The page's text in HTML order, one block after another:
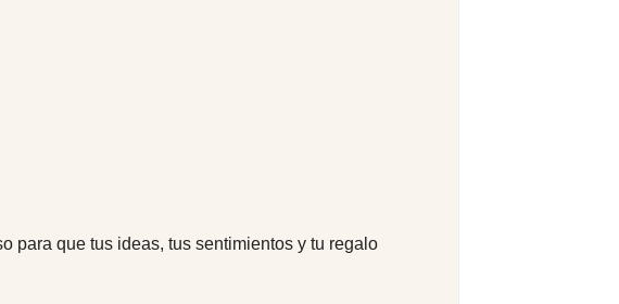
para que tus ideas, tus sentimientos y tu regalo